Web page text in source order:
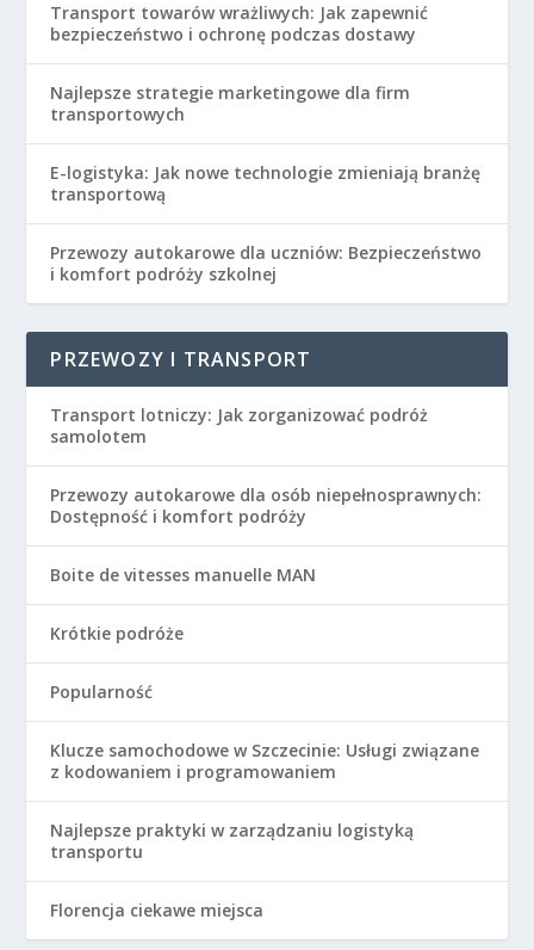
Transport towarów wrażliwych: Jak zapewnić
bezpieczeństwo i ochronę podczas dostawy
Najlepsze strategie marketingowe dla firm
transportowych
E-logistyka: Jak nowe technologie zmieniają branżę
transportową
Przewozy autokarowe dla uczniów: Bezpieczeństwo
i komfort podróży szkolnej
PRZEWOZY I TRANSPORT
Transport lotniczy: Jak zorganizować podróż
samolotem
Przewozy autokarowe dla osób niepełnosprawnych:
Dostępność i komfort podróży
Boite de vitesses manuelle MAN
Krótkie podróże
Popularność
Klucze samochodowe w Szczecinie: Usługi związane
z kodowaniem i programowaniem
Najlepsze praktyki w zarządzaniu logistyką
transportu
Florencja ciekawe miejsca